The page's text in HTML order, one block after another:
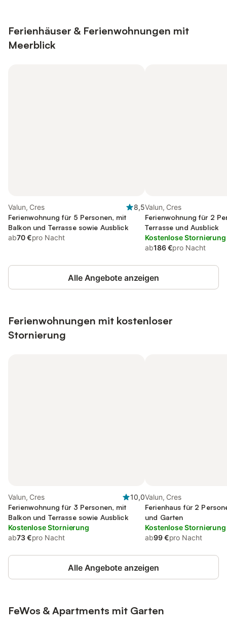
Ferienhäuser & Ferienwohnungen mit
Meerblick
Valun, Cres
8,5
Ferienwohnung für 5 Personen, mit
Balkon und Terrasse sowie Ausblick
ab70 €pro Nacht
Valun, Cres
Ferienwohnung für 2
Terrasse und Ausblick
Kostenlose Stornierung
ab186 €pro Nacht
Alle Angebote anzeigen
Ferienwohnungen mit kostenloser
Stornierung
Valun, Cres
10,0
Ferienwohnung für 3 Personen, mit
Balkon und Terrasse sowie Ausblick
Kostenlose Stornierung
ab73 €pro Nacht
Valun, Cres
Ferienhaus für 2
und Garten
Kostenlose Stornierung
ab99 €pro Nacht
Alle Angebote anzeigen
FeWos & Apartments mit Garten